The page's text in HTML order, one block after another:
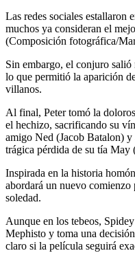
Las redes sociales estallaron
muchos ya consideran el
(Composición fotográfica/
Sin embargo, el conjuro
lo que permitió la aparición
villanos.
Al final, Peter tomó la
el hechizo, sacrificando su
amigo Ned (Jacob Batalon)
trágica pérdida de su tía May
Inspirada en la historia
abordará un nuevo comienzo
soledad.
Aunque en los tebeos,
Mephisto y toma una
claro si la película seguirá